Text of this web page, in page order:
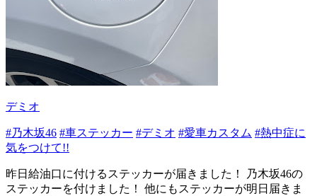
デミオ
#乃木坂46 #車ステッカー #デミオ #愛車カスタム #熱中症に
気をつけて!!
昨日給油口に付けるステッカーが届きました！ 乃木坂46の
ステッカーを付けました！ 他にもステッカーが明日届きま